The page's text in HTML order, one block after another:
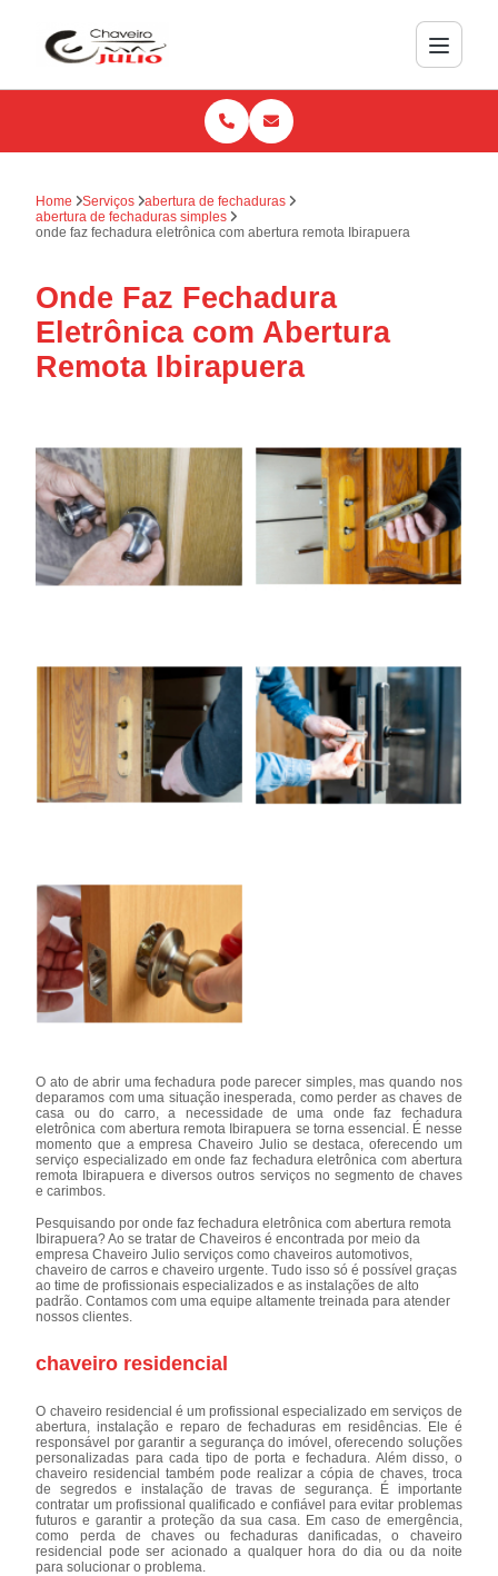
Home Serviços
abertura de fechaduras
abertura de fechaduras simples
onde faz fechadura eletrônica com abertura remota Ibirapuera
Onde Faz Fechadura
Eletrônica com Abertura
Remota Ibirapuera
O ato de abrir uma fechadura pode parecer simples, mas quando nos
deparamos com uma situação inesperada, como perder as chaves de
casa ou do carro, a necessidade de uma onde faz fechadura
eletrônica com abertura remota Ibirapuera se torna essencial. É nesse
momento que a empresa Chaveiro Julio se destaca, oferecendo um
serviço especializado em onde faz fechadura eletrônica com abertura
remota Ibirapuera e diversos outros serviços no segmento de chaves
e carimbos.
Pesquisando por onde faz fechadura eletrônica com abertura remota
Ibirapuera? Ao se tratar de Chaveiros é encontrada por meio da
empresa Chaveiro Julio serviços como chaveiros automotivos,
chaveiro de carros e chaveiro urgente. Tudo isso só é possível graças
ao time de profissionais especializados e as instalações de alto
padrão. Contamos com uma equipe altamente treinada para atender
nossos clientes.
chaveiro residencial
O chaveiro residencial é um profissional especializado em serviços de
abertura, instalação e reparo de fechaduras em residências. Ele é
responsável por garantir a segurança do imóvel, oferecendo soluções
personalizadas para cada tipo de porta e fechadura. Além disso, o
chaveiro residencial também pode realizar a cópia de chaves, troca
de segredos e instalação de travas de segurança. É importante
contratar um profissional qualificado e confiável para evitar problemas
futuros e garantir a proteção da sua casa. Em caso de emergência,
como perda de chaves ou fechaduras danificadas, o chaveiro
residencial pode ser acionado a qualquer hora do dia ou da noite
para solucionar o problema.